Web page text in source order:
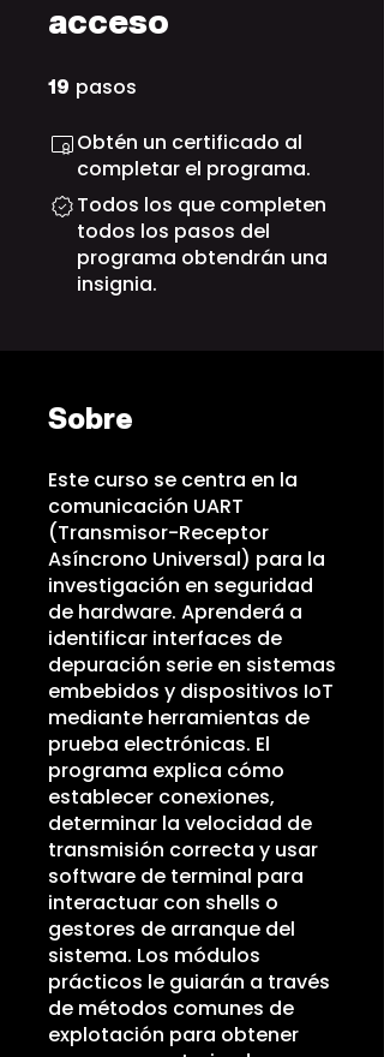
acceso
19 pasos
Obtén un certificado al
completar el programa.
Todos los que completen
todos los pasos del
programa obtendrán una
insignia.
Sobre
Este curso se centra en la
comunicación UART
(Transmisor-Receptor
Asíncrono Universal) para la
investigación en seguridad
de hardware. Aprenderá a
identificar interfaces de
depuración serie en sistemas
embebidos y dispositivos IoT
mediante herramientas de
prueba electrónicas. El
programa explica cómo
establecer conexiones,
determinar la velocidad de
transmisión correcta y usar
software de terminal para
interactuar con shells o
gestores de arranque del
sistema. Los módulos
prácticos le guiarán a través
de métodos comunes de
explotación para obtener